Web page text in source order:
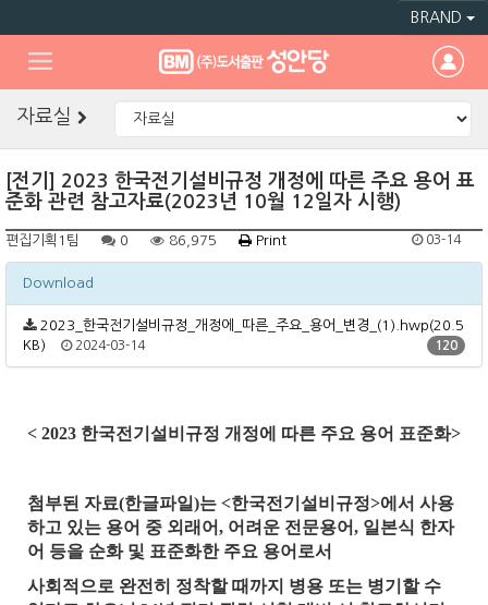
BRAND
자료실
[전기] 2023 한국전기설비규정 개정에 따른 주요 용어 표
준화 관련 참고자료(2023년 10월 12일자 시행)
편집기획1팀 0 86,975 Print 03-14
Download
2023_한국전기설비규정_개정에_따른_주요_용어_변경_(1).hwp(20.5
KB)
2024-03-14 120
< 2023 한국전기설비규정 개정에 따른 주요 용어 표준화>
첨부된 자료(한글파일)는 <한국전기설비규정>에서 사용
하고 있는 용어 중 외래어, 어려운 전문용어, 일본식 한자
어 등을 순화 및 표준화한 주요 용어로서
사회적으로 완전히 정착할 때까지 병용 또는 병기할 수